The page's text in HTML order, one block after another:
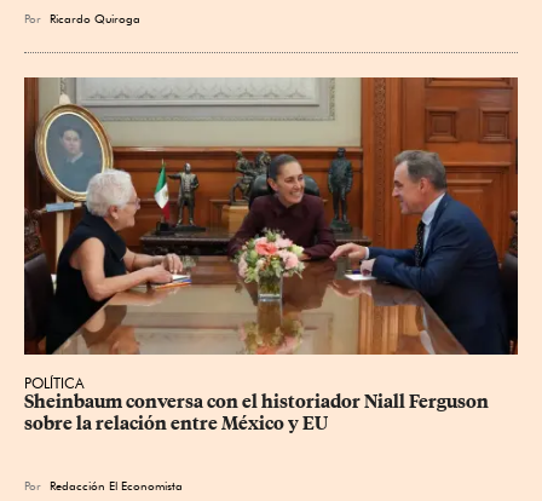
Por Ricardo Quiroga
POLÍTICA
Sheinbaum conversa con el historiador Niall Ferguson
sobre la relación entre México y EU
Por Redacción El Economista